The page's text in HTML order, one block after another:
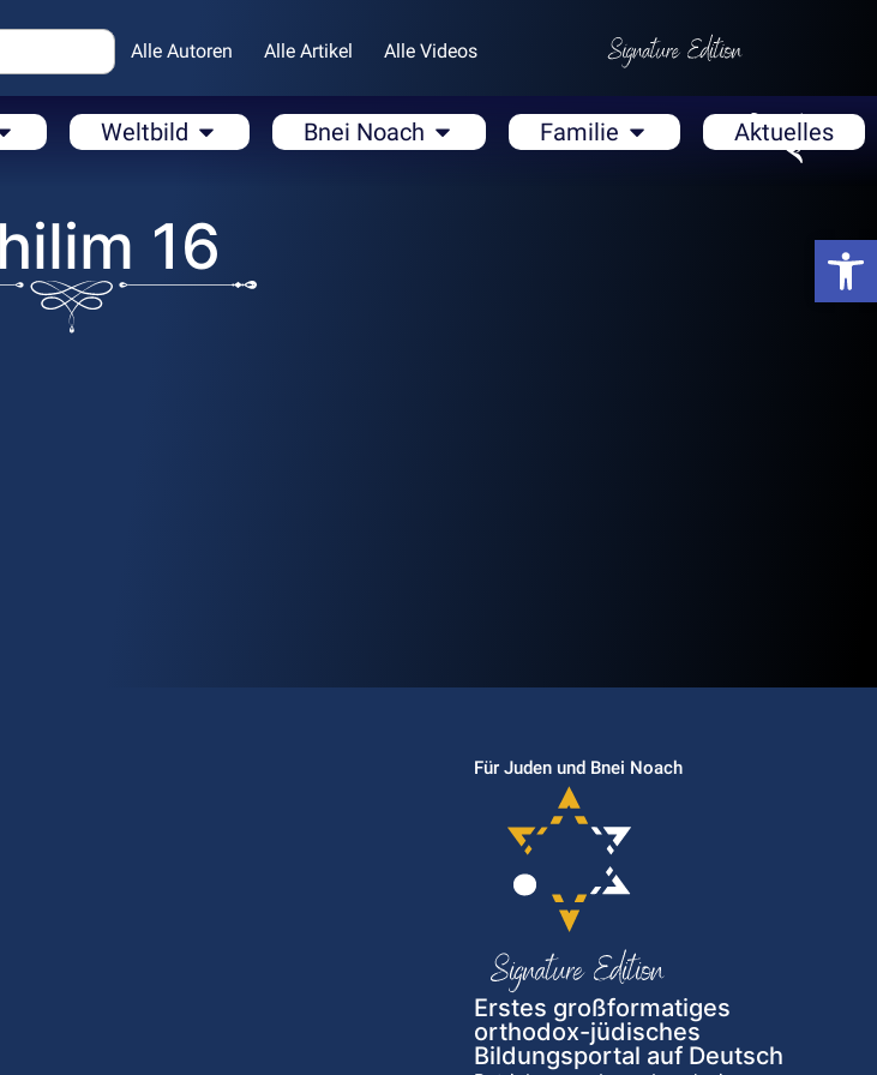
Alle Autoren Alle Artikel Alle Videos
Weltbild Bnei Noach Familie Aktuelles
16
Für Juden und Bnei Noach
Erstes großformatiges
orthodox-jüdisches
Bildungsportal auf Deutsch